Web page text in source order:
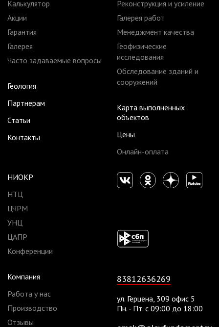
Калькулятор
Акции
Гарантия
Галерея
Часто задаваемые вопросы
Геология
Партнерам
Статьи
Контакты
Реконструкция и усиление
Галерея работ
Менеджмент качества
Геофизические
исследования
Обследование зданий и
сооружений
Карта выполненных
объектов
Цены
Онлайн-оплата
НИОКР
НТЦ
ЦЧРМ
УНЦ
ЦАПР
Конференции
Компания
Работа у нас
Производство
Отзывы
83812636269
ул. Герцена, 309 офис 5​
Пн. - Пт. с 09:00 до 18:00